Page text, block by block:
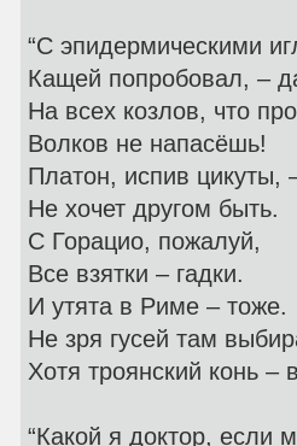
“С эпидермическими
Кащей попробовал, –
На всех козлов, что
Волков не напасёшь!
Платон, испив цикуты,
Не хочет другом быть.
С Горацио, пожалуй,
Все взятки – гадки.
И утята в Риме – тоже.
Не зря гусей там
Хотя троянский конь –
“Какой я доктор, если